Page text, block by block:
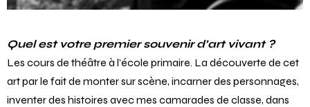
Quel est votre premier souvenir d’art vivant ?
Les cours de théâtre à l’école primaire. La découverte de cet
art par le fait de monter sur scène, incarner des personnages,
inventer des histoires avec mes camarades de classe, dans